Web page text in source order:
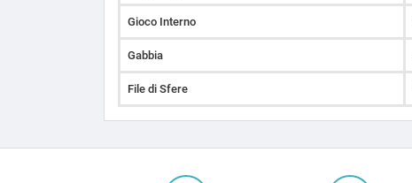
Gioco Interno
Gabbia
File di Sfere